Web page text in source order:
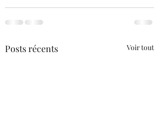
Posts récents Voir tout